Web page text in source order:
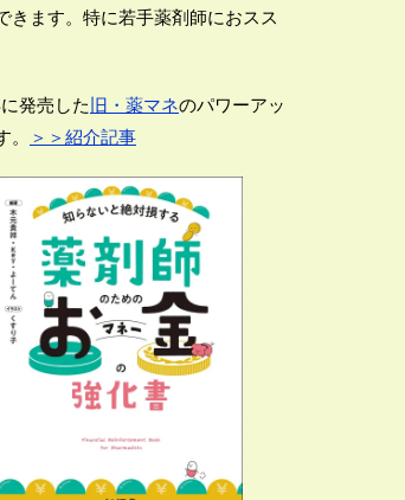
きます。特に若手薬剤師におスス
発売した旧・薬マネのパワーアッ
＞＞紹介記事